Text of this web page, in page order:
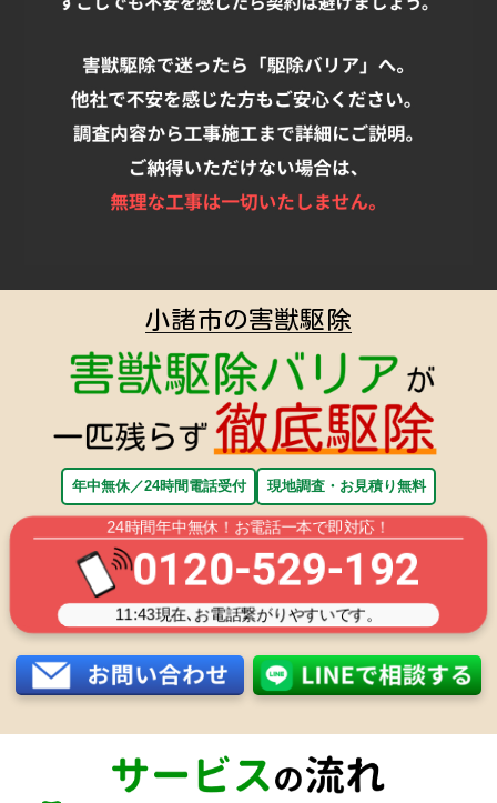
小諸市の害獣駆除
年中無休／24時間電話受付 現地調査・お見積り無料
24時間年中無休！お電話一本で即対応！
0120-529-192
11:43現在､お電話繋がりやすいです。